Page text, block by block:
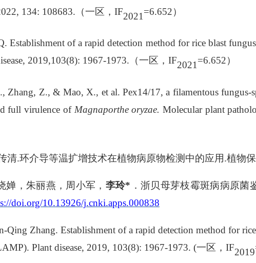
134: 108683. （一区， IF2021 =6.652）
Establishment of a rapid detection method for rice blast
2019,103(8): 1967-1973. （一区， IF2021 =6.652）
Zhang, Z., & Mao, X., et al. Pex14/17, a filamentous fungus-
full virulence of Magnaporthe oryzae. Molecular plant
清.环介导等温扩增技术在植物病原物检测中的应用.植物
，朱丽燕，周小军， 李玲* ．浙贝母芽枝霉斑病病原
doi.org/10.13926/j.cnki.apps.000838
Qing Zhang. Establishment of a rapid detection method for
Plant disease, 2019, 103(8): 1967-1973. (一区， IF2019